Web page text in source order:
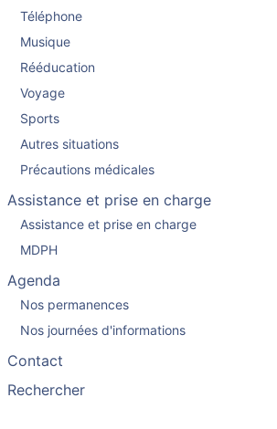
Téléphone
Musique
Rééducation
Voyage
Sports
Autres situations
Précautions médicales
Assistance et prise en charge
Assistance et prise en charge
MDPH
Agenda
Nos permanences
Nos journées d'informations
Contact
Rechercher